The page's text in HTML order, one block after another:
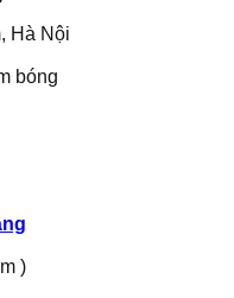
Hà Nội
bóng
)